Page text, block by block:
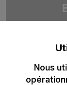
Nous